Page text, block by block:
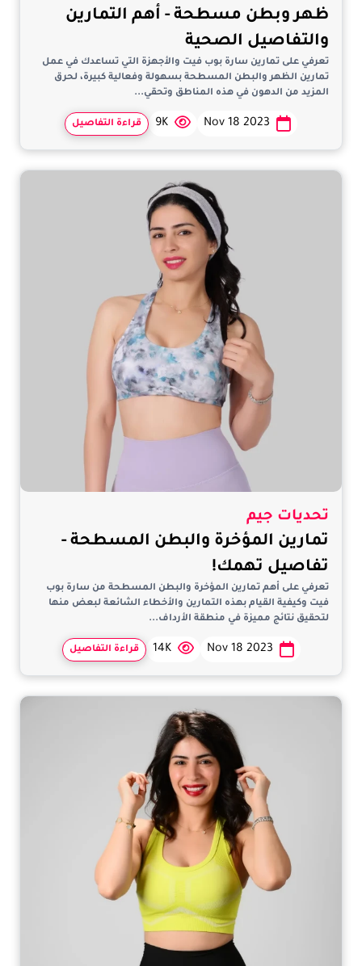
ظهر وبطن مسطحة - أهم التمارين
والتفاصيل الصحية
تعرفي على تمارين سارة بوب فيت والأجهزة التي تساعدك في عمل
تمارين الظهر والبطن المسطحة بسهولة وفعالية كبيرة، لحرق
المزيد من الدهون في هذه المناطق وتحقي...
Nov 18 2023
9K قراءة التفاصيل
تحديات جيم
تمارين المؤخرة والبطن المسطحة -
تفاصيل تهمك!
تعرفي على أهم تمارين المؤخرة والبطن المسطحة من سارة بوب
فيت وكيفية القيام بهذه التمارين والأخطاء الشائعة لبعض منها
لتحقيق نتائج مميزة في منطقة الأرداف...
Nov 18 2023
14K قراءة التفاصيل